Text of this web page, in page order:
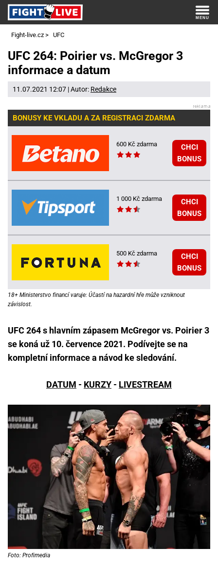
Fight-live.cz > UFC
UFC 264: Poirier vs. McGregor 3
informace a datum
11.07.2021 12:07 | Autor: Redakce
BONUSY KE VKLADU A ZA REGISTRACI ZDARMA
600 Kč zdarma
CHCI
BONUS
1 000 Kč zdarma
CHCI
BONUS
500 Kč zdarma
CHCI
BONUS
18+ Ministerstvo financí varuje: Účastí na hazardní hře může vzniknout
závislost.
UFC 264 s hlavním zápasem McGregor vs. Poirier 3
se koná už 10. července 2021. Podívejte se na
kompletní informace a návod ke sledování.
DATUM - KURZY - LIVESTREAM
Foto: Profimedia